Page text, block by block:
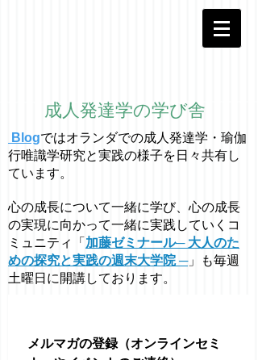
成人発達学の学び舎
Blogではオラ ンダでの成人発達学・ 瑜伽
行唯識学研究と実践の様子を日々共有し
ています。
心の成長について一緒に学び、心の成長
の実現に向かって一緒に実践していくコ
ミュニティ「 加藤ゼミナール─ 大人のた
めの探究と実践の週末大学院 ─」も毎週
土曜日に開講しております。
メルマガの登録（オンラインセミ